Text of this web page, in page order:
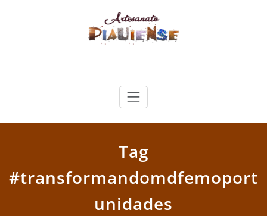
Artesanato Piauiense
Tag
#transformandomdfemoport
unidades